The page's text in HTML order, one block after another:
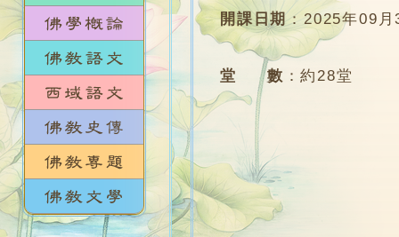
開課日期：2025年09月
堂 數 ：約28堂